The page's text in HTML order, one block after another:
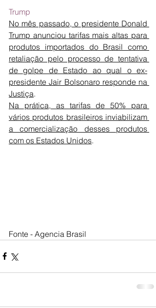
Trump
No mês passado, o presidente Donald
Trump anunciou tarifas mais altas para
produtos importados do Brasil como
retaliação pelo processo de tentativa
de golpe de Estado ao qual o ex-
presidente Jair Bolsonaro responde na
Justiça.
Na prática, as tarifas de 50% para
vários produtos brasileiros inviabilizam
a comercialização desses produtos
com os Estados Unidos.
Fonte - Agencia Brasil